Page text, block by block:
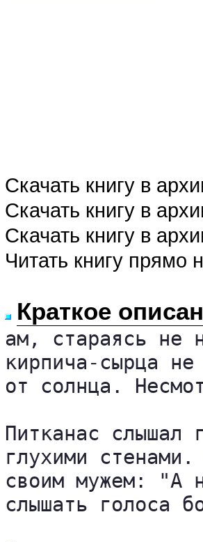
Скачать книгу в
Скачать книгу в
Скачать книгу в
Читать книгу прямо
Краткое
ам, стараясь не
кирпича-сырца
от солнца.
Питканас слышал
глухими
своим мужем: "А
слышать голоса